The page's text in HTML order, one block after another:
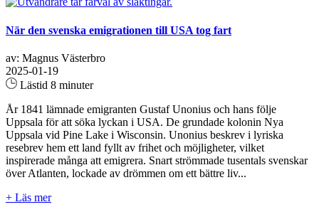
När den svenska emigrationen till USA tog fart
av: Magnus Västerbro
2025-01-19
Lästid 8 minuter
År 1841 lämnade emigranten Gustaf Unonius och hans följe
Uppsala för att söka lyckan i USA. De grundade kolonin Nya
Uppsala vid Pine Lake i Wisconsin. Unonius beskrev i lyriska
resebrev hem ett land fyllt av frihet och möjligheter, vilket
inspirerade många att emigrera. Snart strömmade tusentals svenskar
över Atlanten, lockade av drömmen om ett bättre liv...
+ Läs mer